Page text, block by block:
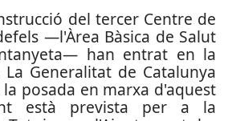
del tercer Centre de
—l'Àrea Bàsica de Salut
han entrat en la
Generalitat de Catalunya
posada en marxa d'aquest
està prevista per a la